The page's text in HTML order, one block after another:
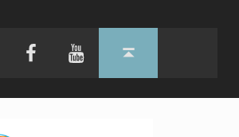
FacebookYouTubeBack to top ↑